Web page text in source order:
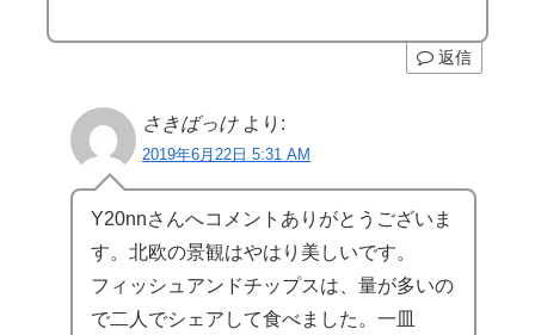
返信
さきばっけ より:
2019年6月22日 5:31 AM
Y20nnさんへコメントありがとうございま
す。北欧の景観はやはり美しいです。
フィッシュアンドチップスは、量が多いの
で二人でシェアして食べました。一皿